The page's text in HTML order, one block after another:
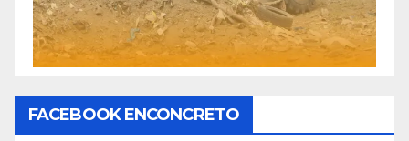
FACEBOOK ENCONCRETO